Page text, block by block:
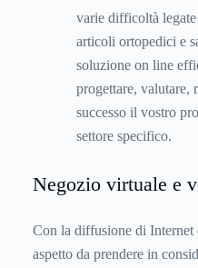
varie difficoltà
articoli ortopedici e
soluzione on line
progettare, valutare,
successo il vostro
settore specifico.
Negozio virtuale e
Con la diffusione di
aspetto da prendere in